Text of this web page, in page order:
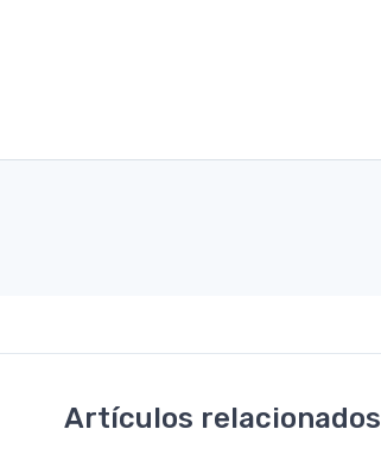
Artículos relacionados